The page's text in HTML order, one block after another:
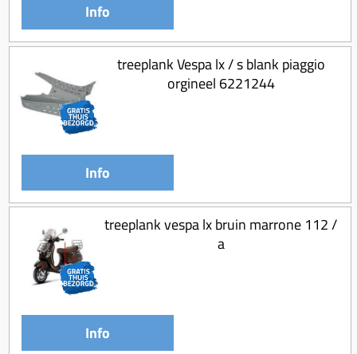
Info
treeplank Vespa lx / s blank piaggio
orgineel 6221244
Info
treeplank vespa lx bruin marrone 112 /
a
Info